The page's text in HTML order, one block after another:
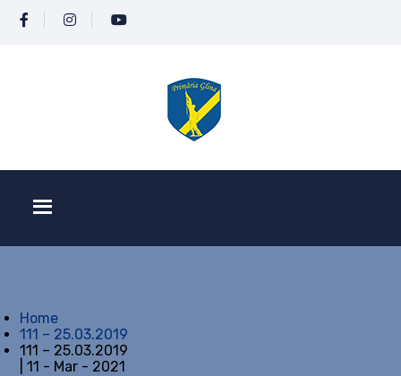
Home
111 – 25.03.2019
111 – 25.03.2019
| 11 - Mar - 2021